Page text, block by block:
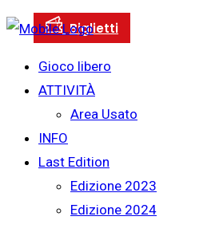
Gioco libero
ATTIVITÀ
Area Usato
INFO
Last Edition
Edizione 2023
Edizione 2024